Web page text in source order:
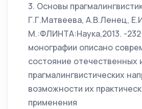
3. Основы
Г.Г.Матвеева, А.В.Ленец,
М.:ФЛИНТА:Наука,2013. -
монографии описано
состояние отечественных
прагмалингвистических
возможности их
применения